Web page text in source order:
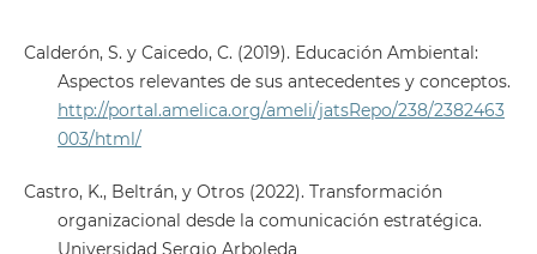
Calderón, S. y Caicedo, C. (2019). Educación Ambiental:
Aspectos relevantes de sus antecedentes y conceptos.
http://portal.amelica.org/ameli/jatsRepo/238/2382463
003/html/
Castro, K., Beltrán, y Otros (2022). Transformación
organizacional desde la comunicación estratégica.
Universidad Sergio Arboleda